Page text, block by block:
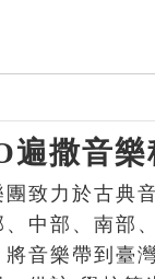
遍撒音
團致力於古典
、中部、南部
將音樂帶到臺